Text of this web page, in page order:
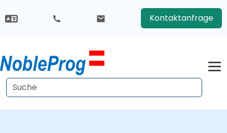
Kontaktanfrage